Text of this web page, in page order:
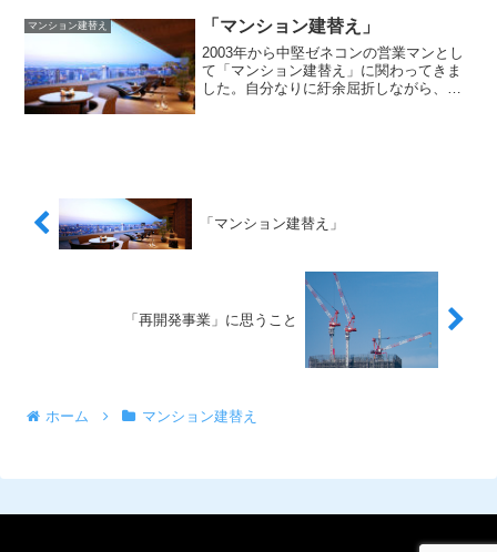
ればならないのでしょうか？
マンション建替え 「マンション建替え」
2003年から中堅ゼネコンの営業マンとし
て「マンション建替え」に関わってきま
した。自分なりに紆余屈折しながら、事
「マンション建替え」
「再開発事業」に思うこと
ホーム マンション建替え